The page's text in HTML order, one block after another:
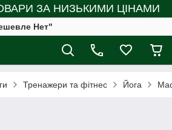
ЗА НИЗЬКИМИ ЦІНАМИ
Нет"
Тренажери та фітнес Йога